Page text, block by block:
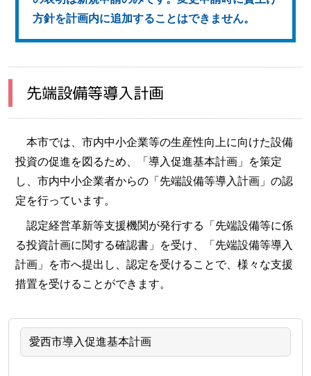
方針を計画内に追加することはできません。
先端設備等導入計画
本市では、市内中小企業等の生産性向上に向けた設備
投資の促進を図るため、「導入促進基本計画」を策定
し、市内中小企業者からの「先端設備等導入計画」の認
定を行っています。
認定経営革新等支援機関が発行する「先端設備等に係
る投資計画に関する確認書」を受け、「先端設備等導入
計画」を市へ提出し、認定を受けることで、様々な支援
措置を受けることができます。
愛西市導入促進基本計画